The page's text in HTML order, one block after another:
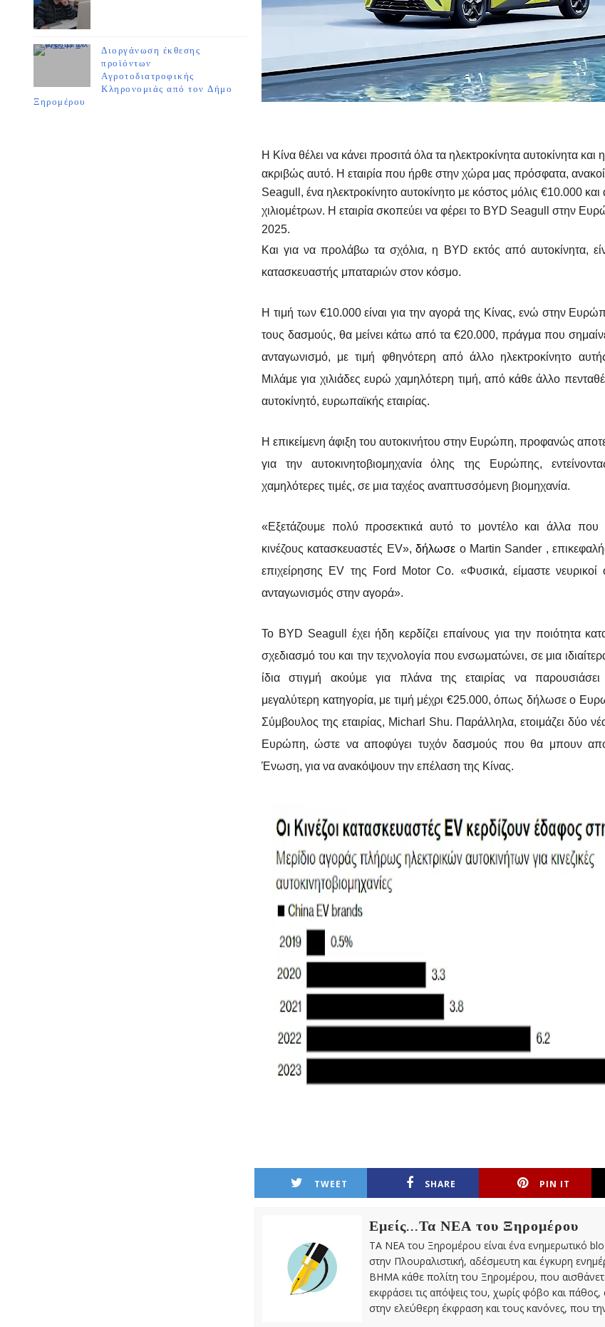
Διοργάνωση έκθεσης
προϊόντων
Αγροτοδιατροφικής
Κληρονομιάς από τον Δήμο
Ξηρομέρου
Η Κίνα θέλει να κάνει προσιτά όλα τα ηλεκτροκίνητα αυτοκίνητα και
ακριβώς αυτό. Η εταιρία που ήρθε στην χώρα μας πρόσφατα,
Seagull, ένα ηλεκτροκίνητο αυτοκίνητο με κόστος μόλις €10.000
χιλιομέτρων. Η εταιρία σκοπεύει να φέρει το BYD Seagull στην
2025.
Και για να προλάβω τα σχόλια, η BYD εκτός από αυτοκίνητα,
κατασκευαστής μπαταριών στον κόσμο.
Η τιμή των €10.000 είναι για την αγορά της Κίνας, ενώ στην
τους δασμούς, θα μείνει κάτω από τα €20.000, πράγμα που
ανταγωνισμό, με τιμή φθηνότερη από άλλο ηλεκτροκίνητο
Μιλάμε για χιλιάδες ευρώ χαμηλότερη τιμή, από κάθε άλλο
αυτοκίνητό, ευρωπαϊκής εταιρίας.
Η επικείμενη άφιξη του αυτοκινήτου στην Ευρώπη, προφανώς
για την αυτοκινητοβιομηχανία όλης της Ευρώπης,
χαμηλότερες τιμές, σε μια ταχέος αναπτυσσόμενη βιομηχανία.
«Εξετάζουμε πολύ προσεκτικά αυτό το μοντέλο και άλλα που
κινέζους κατασκευαστές EV»,δήλωσε ο Martin Sander ,
επιχείρησης EV της Ford Motor Co. «Φυσικά, είμαστε νευρικοί
ανταγωνισμός στην αγορά».
Το BYD Seagull έχει ήδη κερδίζει επαίνους για την ποιότητα
σχεδιασμό του και την τεχνολογία που ενσωματώνει, σε μια
ίδια στιγμή ακούμε για πλάνα της εταιρίας να παρουσιάσει
μεγαλύτερη κατηγορία, με τιμή μέχρι €25.000, όπως δήλωσε ο
Σύμβουλος της εταιρίας, Micharl Shu. Παράλληλα, ετοιμάζει δύο
Ευρώπη, ώστε να αποφύγει τυχόν δασμούς που θα μπουν
Ένωση, για να ανακόψουν την επέλαση της Κίνας.
TWEET SHARE PIN IT
Εμείς...Τα ΝΕΑ του Ξηρομέρου
ΤΑ ΝΕΑ του Ξηρομέρου είναι ένα ενημερωτικό
στην Πλουραλιστική, αδέσμευτη και έγκυρη
ΒΗΜΑ κάθε πολίτη του Ξηρομέρου, που
εκφράσει τις απόψεις του, χωρίς φόβο και
στην ελεύθερη έκφραση και τους κανόνες, που